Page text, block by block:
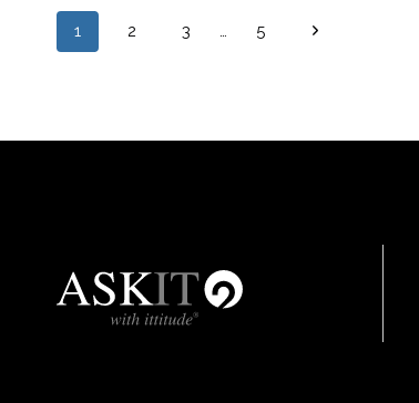
VODILNI
ZAPOSLENEGA«,
APRIL
2024
Page
1 2 3 … 5
Next